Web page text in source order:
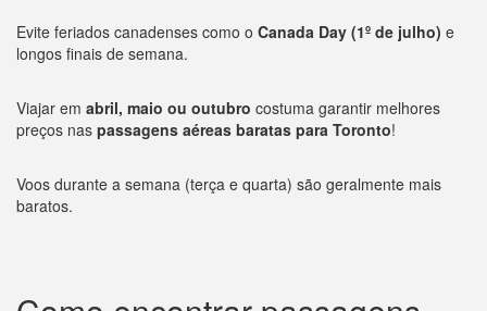
Evite feriados canadenses como o Canada Day (1º de julho) e
longos finais de semana.
Viajar em abril, maio ou outubro costuma garantir melhores
preços nas passagens aéreas baratas para Toronto!
Voos durante a semana (terça e quarta) são geralmente mais
baratos.